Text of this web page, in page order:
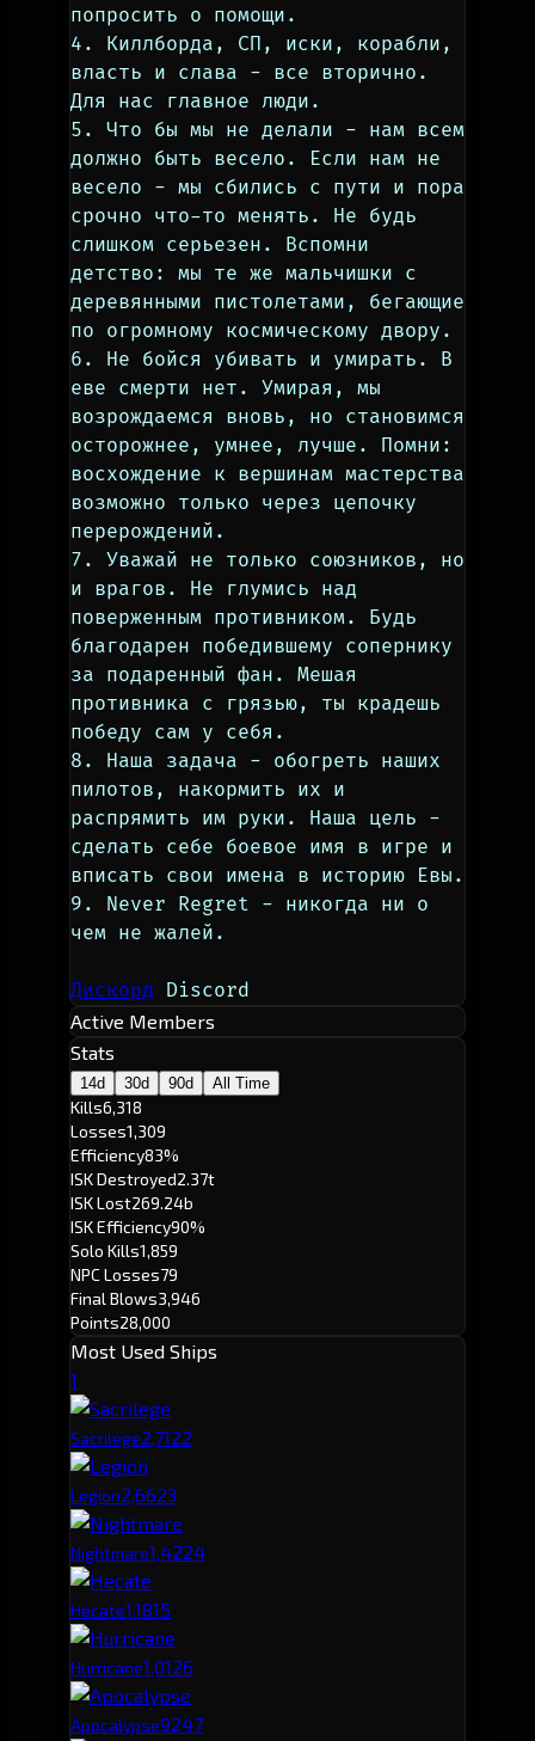
попросить о помощи.
4. Киллборда, СП, иски, корабли,
власть и слава - все вторично.
Для нас главное люди.
5. Что бы мы не делали - нам всем
должно быть весело. Если нам не
весело - мы сбились с пути и пора
срочно что-то менять. Не будь
слишком серьезен. Вспомни
детство: мы те же мальчишки с
деревянными пистолетами, бегающие
по огромному космическому двору.
6. Не бойся убивать и умирать. В
еве смерти нет. Умирая, мы
возрождаемся вновь, но становимся
осторожнее, умнее, лучше. Помни:
восхождение к вершинам мастерства
возможно только через цепочку
перерождений.
7. Уважай не только союзников, но
и врагов. Не глумись над
поверженным противником. Будь
благодарен победившему сопернику
за подаренный фан. Мешая
противника с грязью, ты крадешь
победу сам у себя.
8. Наша задача - обогреть наших
пилотов, накормить их и
распрямить им руки. Наша цель -
сделать себе боевое имя в игре и
9. Never Regret - никогда ни о
чем не жалей.
Дискорд Discord
Active Members
Stats
14d 30d 90d All Time
Kills6,318
Losses1,309
Efficiency83%
ISK Destroyed2.37t
ISK Lost269.24b
ISK Efficiency90%
Solo Kills1,859
NPC Losses79
Final Blows3,946
Points28,000
Most Used Ships
1
Sacrilege2,7122
Legion2,6623
Nightmare1,4224
Hecate1,1815
Hurricane1,0126
Apocalypse9247